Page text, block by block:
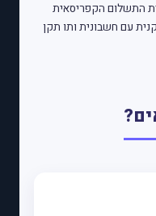
הקפריסאית
עם חשבונית ותו תקן